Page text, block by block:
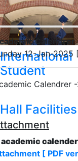
International
Student
Hall Facilities
12-Jan-2025
Calendrer
academic
[ PDF